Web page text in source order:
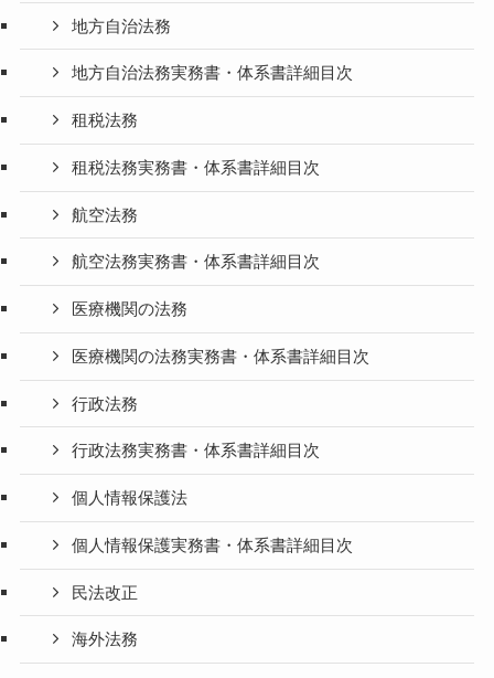
地方自治法務
地方自治法務実務書・体系書詳細目次
租税法務
租税法務実務書・体系書詳細目次
航空法務
航空法務実務書・体系書詳細目次
医療機関の法務
医療機関の法務実務書・体系書詳細目次
行政法務
行政法務実務書・体系書詳細目次
個人情報保護法
個人情報保護実務書・体系書詳細目次
民法改正
海外法務